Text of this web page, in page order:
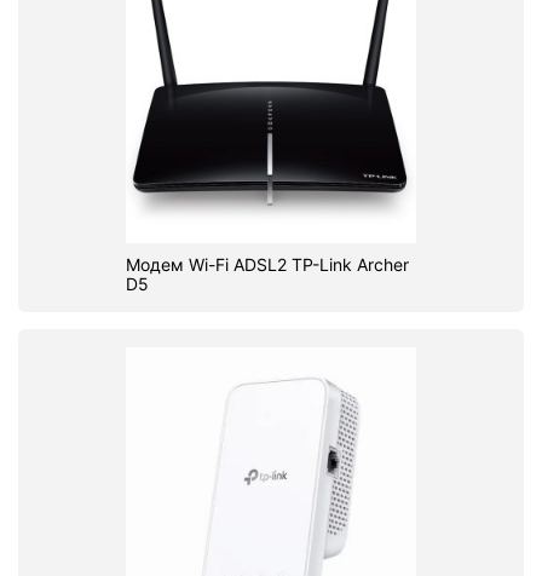
Модем Wi-Fi ADSL2 TP-Link Archer
D5